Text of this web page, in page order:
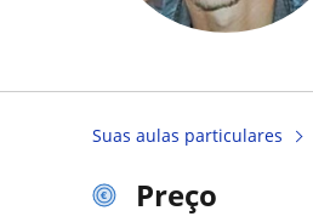
Suas aulas particulares
Preço